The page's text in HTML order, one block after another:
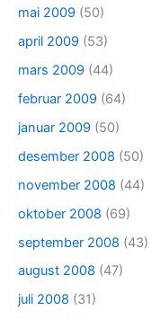
mai 2009 (50)
april 2009 (53)
mars 2009 (44)
februar 2009 (64)
januar 2009 (50)
desember 2008 (50)
november 2008 (44)
oktober 2008 (69)
september 2008 (43)
august 2008 (47)
juli 2008 (31)